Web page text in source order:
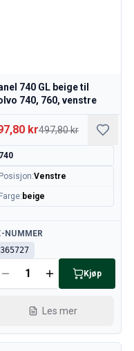
740 GL beige til
740, 760, venstre
kr497,80 kr
740
Posisjon:Venstre
Farge: beige
NUMMER
Kjøp
Les mer